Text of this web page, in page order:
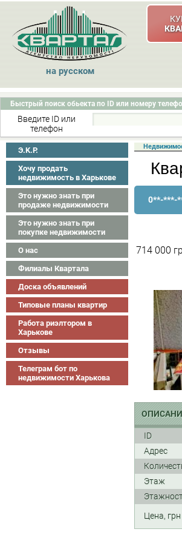
на русском
Быстрый поиск обьекта по ID или номеру
Введите ID или
телефон
Э.K.P.
Хочу продать
недвижимость в Харькове
Это нужно знать при
продаже недвижимости
Это нужно знать при
покупке недвижимости
О нас
Филиалы Квартала
Доска объявлений
Типовые планы квартир
Работа риэлтором в
Харькове
Отзывы
Телеграм бот по
недвижимости Харькова
0**-***-
714 000
ID
Адрес
Этаж
Цена, грн